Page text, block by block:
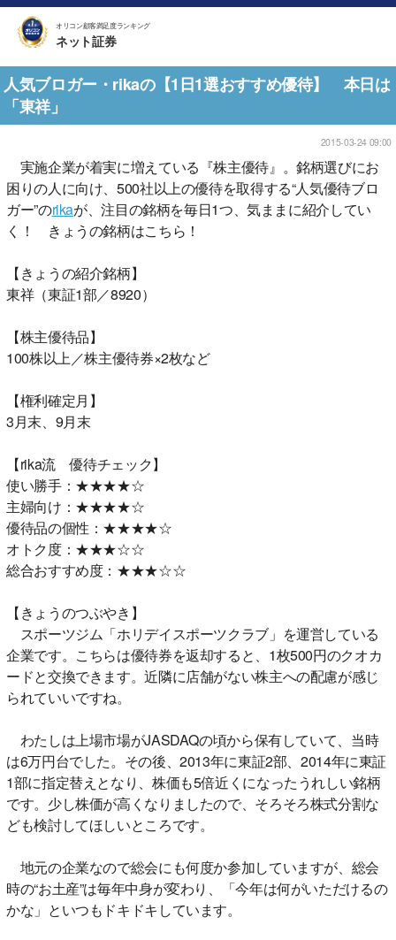
オリコン顧客満足度ランキング
ネット証券
人気ブロガー・rikaの【1日1選おすすめ優待】 本日は
「東祥」
2015-03-24 09:00
実施企業が着実に増えている『株主優待』。銘柄選びにお
困りの人に向け、500社以上の優待を取得する“人気優待ブロ
ガー”のrikaが、注目の銘柄を毎日1つ、気ままに紹介してい
く！ きょうの銘柄はこちら！
【きょうの紹介銘柄】
東祥（東証1部／8920）
【株主優待品】
100株以上／株主優待券×2枚など
【権利確定月】
3月末、9月末
【rika流 優待チェック】
使い勝手：★★★★☆
主婦向け：★★★★☆
優待品の個性：★★★★☆
オトク度：★★★☆☆
総合おすすめ度：★★★☆☆
【きょうのつぶやき】
スポーツジム「ホリデイスポーツクラブ」を運営している
企業です。こちらは優待券を返却すると、1枚500円のクオカ
ードと交換できます。近隣に店舗がない株主への配慮が感じ
られていいですね。
わたしは上場市場がJASDAQの頃から保有していて、当時
は6万円台でした。その後、2013年に東証2部、2014年に東証
1部に指定替えとなり、株価も5倍近くになったうれしい銘柄
です。少し株価が高くなりましたので、そろそろ株式分割な
ども検討してほしいところです。
地元の企業なので総会にも何度か参加していますが、総会
時の“お土産”は毎年中身が変わり、「今年は何がいただけるの
かな」といつもドキドキしています。